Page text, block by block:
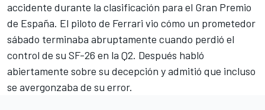
accidente durante la clasificación para el Gran Premio
de España. El piloto de Ferrari vio cómo un prometedor
sábado terminaba abruptamente cuando perdió el
control de su SF-26 en la Q2. Después habló
abiertamente sobre su decepción y admitió que incluso
se avergonzaba de su error.